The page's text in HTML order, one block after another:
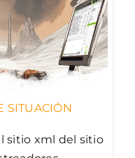
SITUACIÓN
sitio xml del sitio